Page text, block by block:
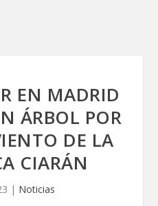
EN MADRID
ÁRBOL POR
DE LA
CIARÁN
| Noticias